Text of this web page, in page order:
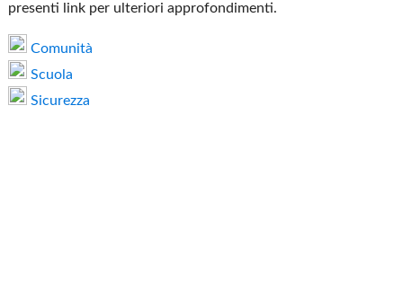
presenti link per ulteriori approfondimenti.
Comunità
Scuola
Sicurezza